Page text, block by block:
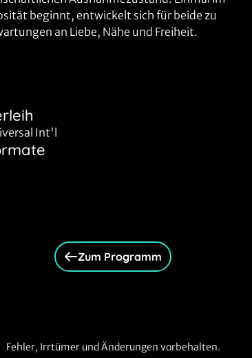
beginnt, entwickelt sich für beide zu
an Liebe, Nähe und Freiheit.
Int'l
Zum Programm
Fehler, Irrtümer und Änderungen vorbehalten.